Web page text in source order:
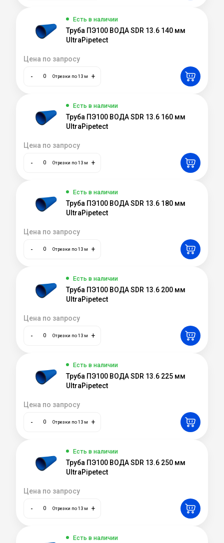
Есть в наличии
Труба ПЭ100 ВОДА SDR 13.6 140 мм
UltraPipetect
Цена по запросу
- Отрезки по 13 м +
Есть в наличии
Труба ПЭ100 ВОДА SDR 13.6 160 мм
UltraPipetect
Цена по запросу
- Отрезки по 13 м +
Есть в наличии
Труба ПЭ100 ВОДА SDR 13.6 180 мм
UltraPipetect
Цена по запросу
- Отрезки по 13 м +
Есть в наличии
Труба ПЭ100 ВОДА SDR 13.6 200 мм
UltraPipetect
Цена по запросу
- Отрезки по 13 м +
Есть в наличии
Труба ПЭ100 ВОДА SDR 13.6 225 мм
UltraPipetect
Цена по запросу
- Отрезки по 13 м +
Есть в наличии
Труба ПЭ100 ВОДА SDR 13.6 250 мм
UltraPipetect
Цена по запросу
- Отрезки по 13 м +
Есть в наличии